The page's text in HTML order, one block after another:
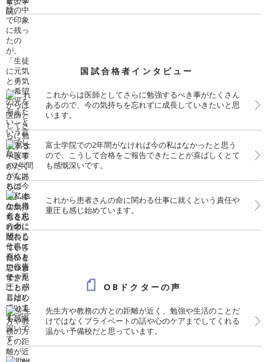
国試合格者インタビュー
これからは医師としてさらに勉強するべき事がたくさん
あるので、今の気持ちを忘れずに成長していきたいと思
います。
富士学院での2年間がなければ今の私はなかったと思う
ので、こうして合格をご報告できたことが喜ばしくとて
も感慨深いです。
これから患者さんの命に関わる仕事に就くという責任や
重圧も感じ始めています。
OBドクターの声
先生方や教務の方との距離が近く、勉強や生活のことだ
けではなくプライベートの話や心のケアまでしてくれる
温かい予備校だと思っています。